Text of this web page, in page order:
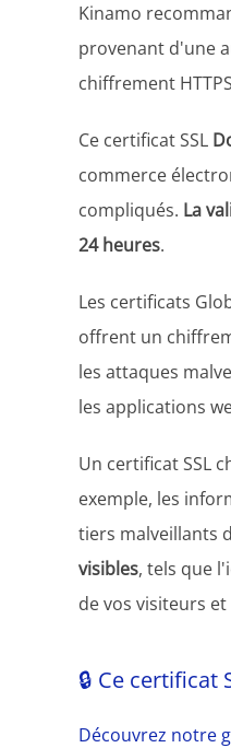
Kinamo
provenant d'une
chiffrement
Ce certificat SSL
commerce
compliqués. La
24 heures.
Les certificats
offrent un
les attaques
les applications
Un certificat SSL
exemple, les
tiers malveillants
visibles, tels que
de vos visiteurs
🔒 Ce certificat
Découvrez notre